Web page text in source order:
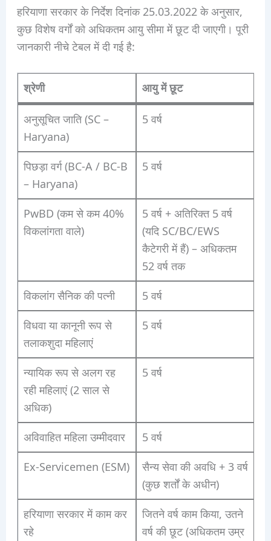
हरियाणा सरकार के निर्देश दिनांक 25.03.2022 के अनुसार,
कुछ विशेष वर्गों को अधिकतम आयु सीमा में छूट दी जाएगी। पूरी
जानकारी नीचे टेबल में दी गई है:
श्रेणी आयु में छूट
अनुसूचित जाति (SC –
Haryana)
5 वर्ष
पिछड़ा वर्ग (BC-A / BC-B
– Haryana)
5 वर्ष
PwBD (कम से कम 40%
विकलांगता वाले)
5 वर्ष + अतिरिक्त 5 वर्ष
(यदि SC/BC/EWS
कैटेगरी में हैं) – अधिकतम
52 वर्ष तक
विकलांग सैनिक की पत्नी 5 वर्ष
विधवा या कानूनी रूप से
तलाकशुदा महिलाएं
5 वर्ष
न्यायिक रूप से अलग रह
रही महिलाएं (2 साल से
अधिक)
5 वर्ष
अविवाहित महिला उम्मीदवार 5 वर्ष
Ex-Servicemen (ESM)
सैन्य सेवा की अवधि + 3 वर्ष
(कुछ शर्तों के अधीन)
हरियाणा सरकार में काम कर
रहे
जितने वर्ष काम किया, उतने
वर्ष की छूट (अधिकतम उम्र